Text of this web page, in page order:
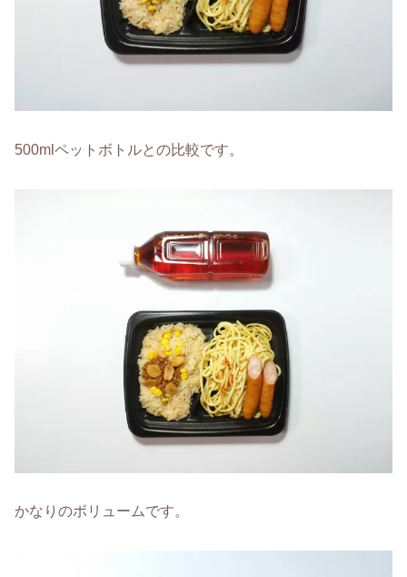
500mlペットボトルとの比較です。
かなりのボリュームです。